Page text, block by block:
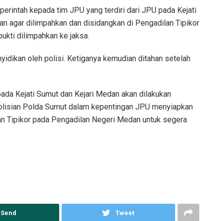
kepada tim JPU yang terdiri dari JPU pada Kejati
agar dilimpahkan dan disidangkan di Pengadilan Tipikor
dilimpahkan ke jaksa.
oleh polisi. Ketiganya kemudian ditahan setelah
Kejati Sumut dan Kejari Medan akan dilakukan
Polda Sumut dalam kepentingan JPU menyiapkan
Tipikor pada Pengadilan Negeri Medan untuk segera
Send Tweet